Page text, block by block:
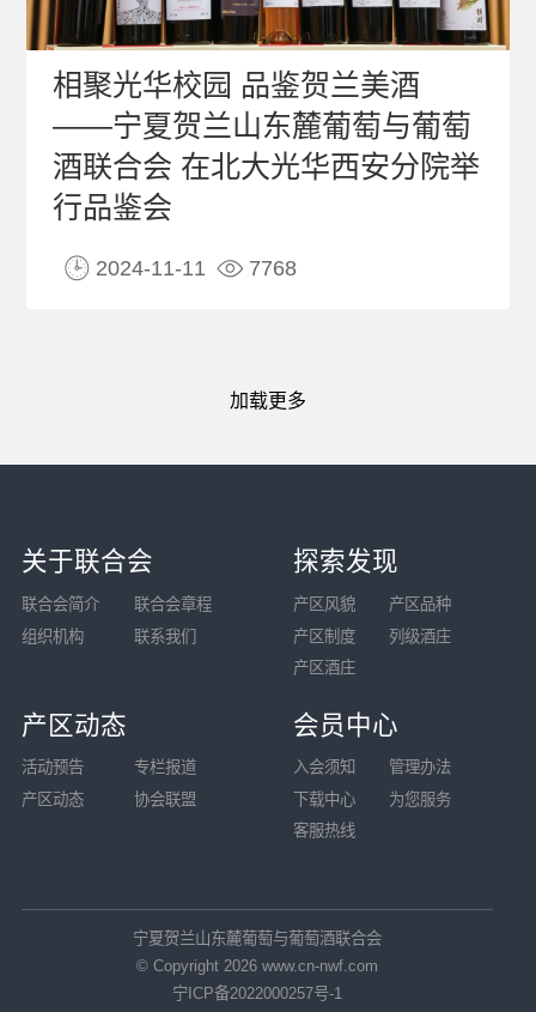
相聚光华校园 品鉴贺兰美酒
——宁夏贺兰山东麓葡萄与葡萄
酒联合会 在北大光华西安分院举
行品鉴会
2024-11-11 7768
加载更多
关于联合会
联合会简介
联合会章程
组织机构
联系我们
探索发现
产区风貌
产区品种
产区制度
列级酒庄
产区酒庄
产区动态
活动预告
专栏报道
产区动态
协会联盟
会员中心
入会须知
管理办法
下载中心
为您服务
客服热线
宁夏贺兰山东麓葡萄与葡萄酒联合会
© Copyright 2026 www.cn-nwf.com
宁ICP备2022000257号-1